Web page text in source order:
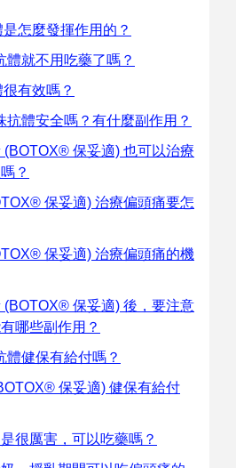
怎麼發揮作用的？
體就不用吃藥了嗎？
有效嗎？
抗體安全嗎？有什麼副作用？
(BOTOX® 保妥適) 也可以治療
？
保妥適) 治療偏頭痛要怎
保妥適) 治療偏頭痛的機
(BOTOX® 保妥適) 後，要注意
哪些副作用？
體健保有給付嗎？
保妥適) 健保有給付
很厲害，可以吃藥嗎？